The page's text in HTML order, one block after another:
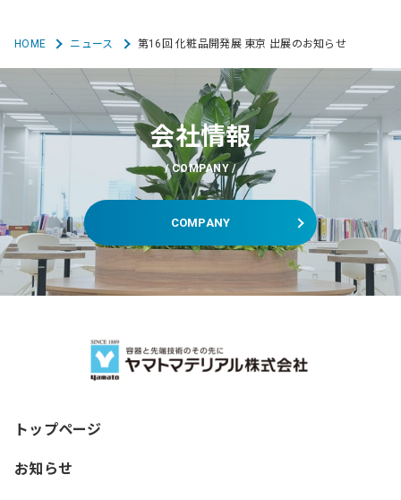
HOME ニュース 第16回 化粧品開発展 東京 出展のお知らせ
会社情報
COMPANY
COMPANY
トップページ
お知らせ